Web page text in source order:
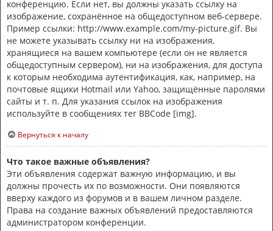
конференцию. Если нет, вы должны указать ссылку на
изображение, сохранённое на общедоступном веб-сервере.
Пример ссылки: http://www.example.com/my-picture.gif. Вы
не можете указывать ссылку ни на изображения,
хранящиеся на вашем компьютере (если он не является
общедоступным сервером), ни на изображения, для доступа
к которым необходима аутентификация, как, например, на
почтовые ящики Hotmail или Yahoo, защищённые паролями
сайты и т. п. Для указания ссылок на изображения
используйте в сообщениях тег BBCode [img].
Вернуться к началу
Что такое важные объявления?
Эти объявления содержат важную информацию, и вы
должны прочесть их по возможности. Они появляются
вверху каждого из форумов и в вашем личном разделе.
Права на создание важных объявлений предоставляются
администратором конференции.